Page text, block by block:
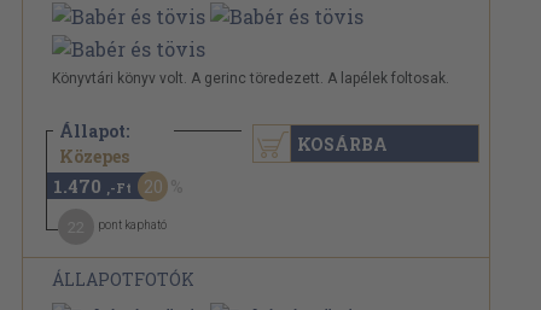
Könyvtári könyv volt. A gerinc töredezett. A lapélek foltosak.
Állapot:
Közepes
1.840 Ft
1.470 ,-Ft 20
pont kapható
KOSÁRBA
ÁLLAPOTFOTÓK